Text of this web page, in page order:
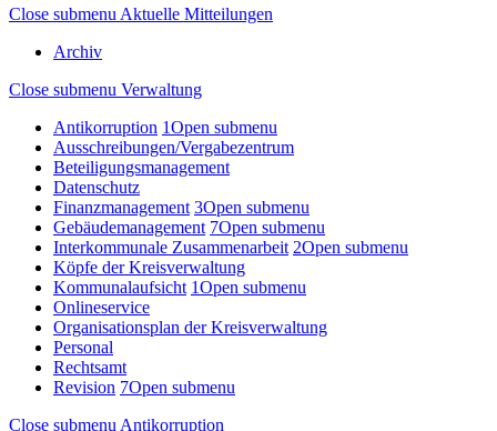
Close submenu Aktuelle Mitteilungen
Archiv
Close submenu Verwaltung
Antikorruption 1Open submenu
Ausschreibungen/Vergabezentrum
Beteiligungsmanagement
Datenschutz
Finanzmanagement 3Open submenu
Gebäudemanagement 7Open submenu
Interkommunale Zusammenarbeit 2Open submenu
Köpfe der Kreisverwaltung
Kommunalaufsicht 1Open submenu
Onlineservice
Organisationsplan der Kreisverwaltung
Personal
Rechtsamt
Revision 7Open submenu
Close submenu Antikorruption